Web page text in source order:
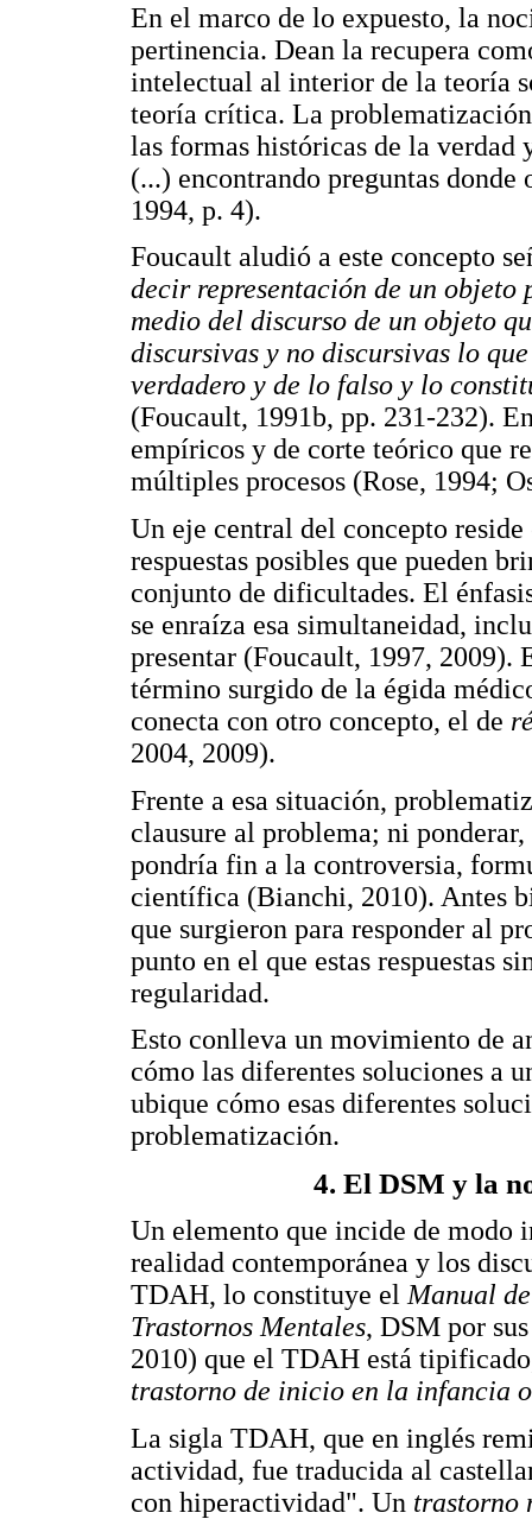
En el marco de lo expuesto, la
pertinencia. Dean la recupera
intelectual al interior de la teoría
teoría crítica. La
las formas históricas de la
(...) encontrando preguntas
1994, p. 4).
Foucault aludió a este concepto
decir representación de un
medio del discurso de un objeto
discursivas y no discursivas lo
verdadero y de lo falso y lo
(Foucault, 1991b, pp. 231-232).
empíricos y de corte teórico que
múltiples procesos (Rose, 1994;
Un eje central del concepto
respuestas posibles que pueden
conjunto de dificultades. El
se enraíza esa simultaneidad,
presentar (Foucault, 1997, 2009).
término surgido de la égida
conecta con otro concepto, el de
2004, 2009).
Frente a esa situación,
clausure al problema; ni
pondría fin a la controversia,
científica (Bianchi, 2010). Antes
que surgieron para responder al
punto en el que estas respuestas
regularidad.
Esto conlleva un movimiento de
cómo las diferentes soluciones a
ubique cómo esas diferentes
problematización.
4. El DSM y la
Un elemento que incide de modo
realidad contemporánea y los
TDAH, lo constituye elManual
Trastornos Mentales, DSM por
2010) que el TDAH está
trastorno de inicio en la infancia
La sigla TDAH, que en inglés
actividad, fue traducida al
con hiperactividad". Un trastorno